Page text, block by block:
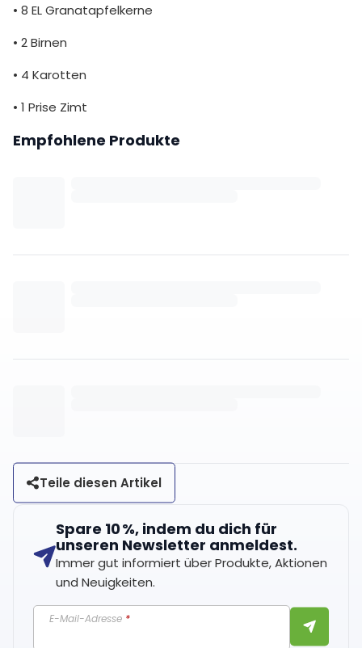
• 8 EL Granatapfelkerne
• 2 Birnen
• 4 Karotten
• 1 Prise Zimt
Empfohlene Produkte
Teile diesen Artikel
Spare 10 %, indem du dich für
unseren Newsletter anmeldest.
Immer gut informiert über Produkte, Aktionen
und Neuigkeiten.
E-Mail-Adresse *